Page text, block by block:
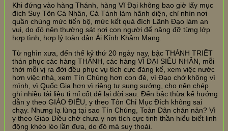
Khi đứng vào hàng Thánh, hàng Vĩ Đại không bao giờ lấy mục
đích Suy Tôn Cá Nhân, Cá Tánh làm hãnh diện, chỉ nhìn nơi
quần chúng mức tiến bộ, mức kết quả đích Lãnh Đạo làm an
vui, do đó nên thường sát nơi con người để nâng đỡ từng lớp
hợp tình, hợp lý toàn dân Ái Kính Khâm Mạng.
Từ nghìn xưa, đến thế kỷ thứ 20 ngày nay, bậc THÁNH TRIẾT
thán phục các hàng THÁNH, các hàng VĨ ĐẠI SIÊU NHÂN, mỗi
thời mỗi vị ra đời đều phục vụ tích cực đáng kể, xem việc nước
hơn việc nhà, xem Tín Chúng hơn con đẻ, vì Đạo chớ không vì
mình, vì Quốc Gia hơn vì riêng tư sung sướng, cho nên chép
ghi nhiều tài liệu tỉ mỉ cốt để lại đời sau. Đến bậc thừa kế hướng
dẫn y theo GIÁO ĐIỀU, y theo Tôn Chỉ Mục Đích không sai
chạy. Nhưng lạ lùng tại sao Tín Chúng, Toàn Dân chán nản? Vì
y theo Giáo Điều chớ chưa y nơi tích cực tinh thần hiểu biết linh
động khéo léo lần đưa, do đó mà suy thoái.